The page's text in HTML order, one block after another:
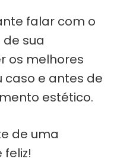
falar com o
sua
os melhores
e antes de
estético.
de uma